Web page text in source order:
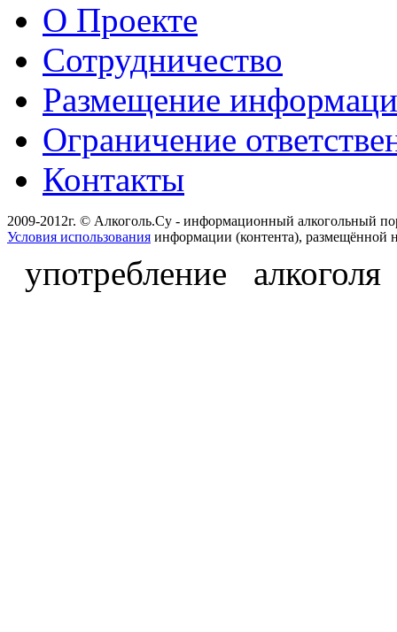
О Проекте
Сотрудничество
Размещение
Ограничение
Контакты
2009-2012г. © Алкоголь.Су - информационный алкогольный
Условия использования информации (контента), размещённой
употребление